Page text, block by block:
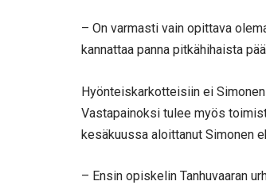
– On varmasti vain opittava
kannattaa panna pitkähihaista
Hyönteiskarkotteisiin ei
Vastapainoksi tulee myös
kesäkuussa aloittanut Simonen
– Ensin opiskelin Tanhuvaaran